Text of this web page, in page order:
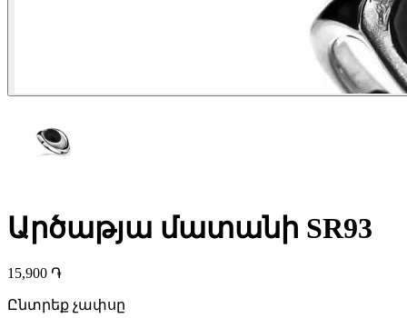
Արծաթյա մատանի SR93
15,900 ֏
Ընտրեք չափսը